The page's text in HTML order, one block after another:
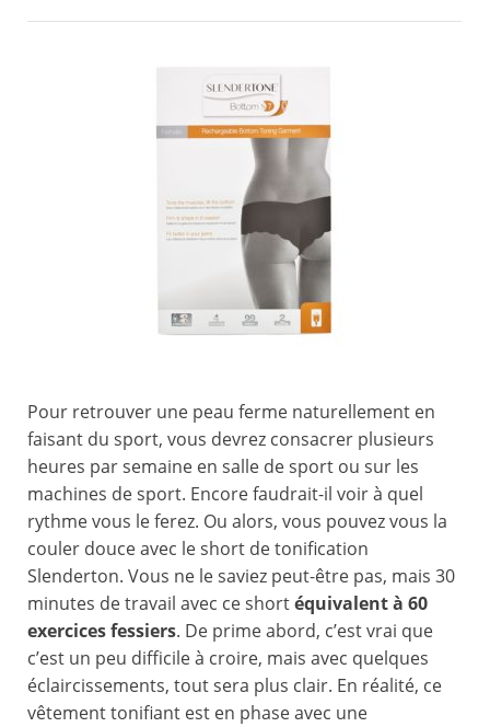
Pour retrouver une peau ferme naturellement en
faisant du sport, vous devrez consacrer plusieurs
heures par semaine en salle de sport ou sur les
machines de sport. Encore faudrait-il voir à quel
rythme vous le ferez. Ou alors, vous pouvez vous la
couler douce avec le short de tonification
Slenderton. Vous ne le saviez peut-être pas, mais 30
minutes de travail avec ce shortéquivalent à 60
exercices fessiers. De prime abord, c’est vrai que
c’est un peu difficile à croire, mais avec quelques
éclaircissements, tout sera plus clair. En réalité, ce
vêtement tonifiant est en phase avec une